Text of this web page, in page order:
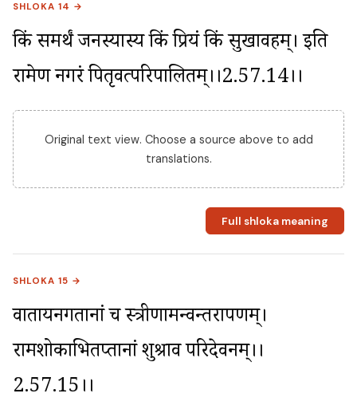
SHLOKA 14 →
किं समर्थं जनस्यास्य किं प्रियं किं सुखावहम्। इति
रामेण नगरं पितृवत्परिपालितम्।।2.57.14।।
Original text view. Choose a source above to add
translations.
Full shloka meaning
SHLOKA 15 →
वातायनगतानां च स्त्रीणामन्वन्तरापणम्।
रामशोकाभितप्तानां शुश्राव परिदेवनम्।।
2.57.15।।